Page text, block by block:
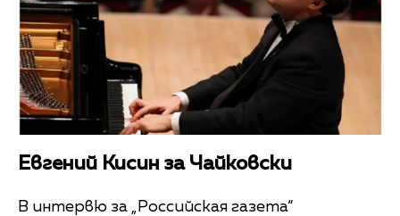
Евгений Кисин за Чайковски
В интервю за „Российская газета“